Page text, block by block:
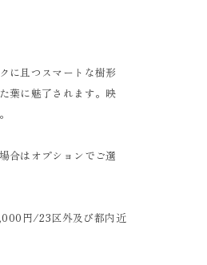
に且つスマートな樹形
葉に魅了されます。映
合はオプションでご選
円/23区外及び都内近